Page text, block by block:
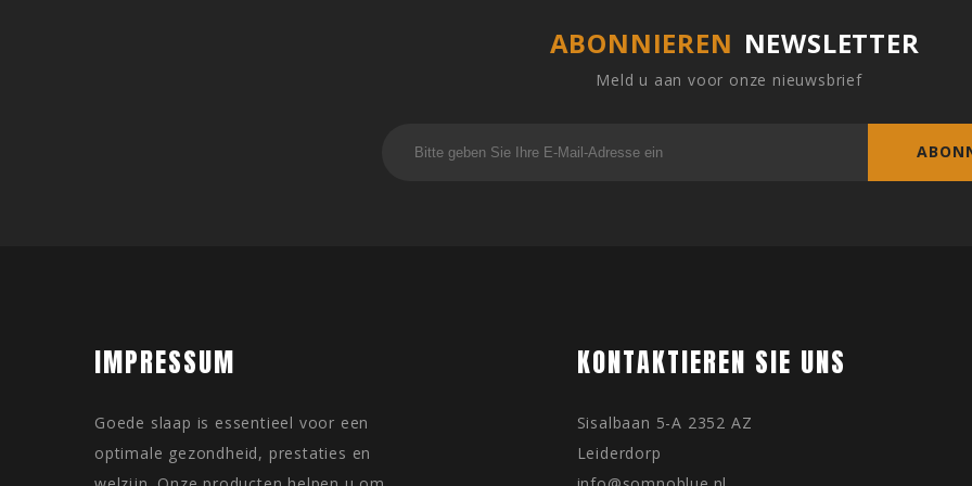
ABONNIEREN NEWSLETTER
Meld u aan voor onze nieuwsbrief
IMPRESSUM
Goede slaap is essentieel voor een
optimale gezondheid, prestaties en
KONTAKTIEREN SIE UNS
Sisalbaan 5-A 2352 AZ
Leiderdorp